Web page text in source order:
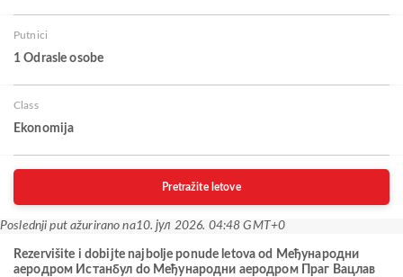
Putnici
1 Odrasle osobe
Class
Ekonomija
Pretražite letove
Poslednji put ažurirano na10. јул 2026. 04:48 GMT+0
Rezervišite i dobijte najbolje ponude letova od Међународни
аеродром Истанбул do Међународни аеродром Праг Вацлав